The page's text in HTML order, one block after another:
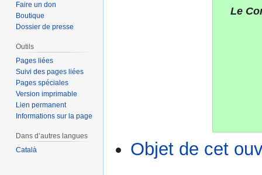
Le
Objet de cet
Faire un don
Boutique
Dossier de presse
Outils
Pages liées
Suivi des pages liées
Pages spéciales
Version imprimable
Lien permanent
Informations sur la page
Dans d’autres langues
Català